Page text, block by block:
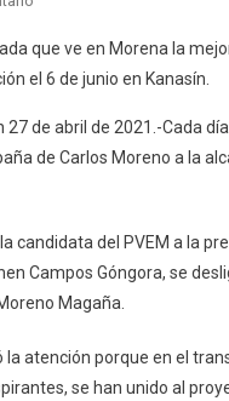
Del
PVEM
Declina
Por
que ve en Morena la
el 6 de junio en Kanasín.
27 de abril de 2021.-Cada
de Carlos Moreno a la
candidata del PVEM a la
Campos Góngora, se
Magaña.
la atención porque en el
se han unido al